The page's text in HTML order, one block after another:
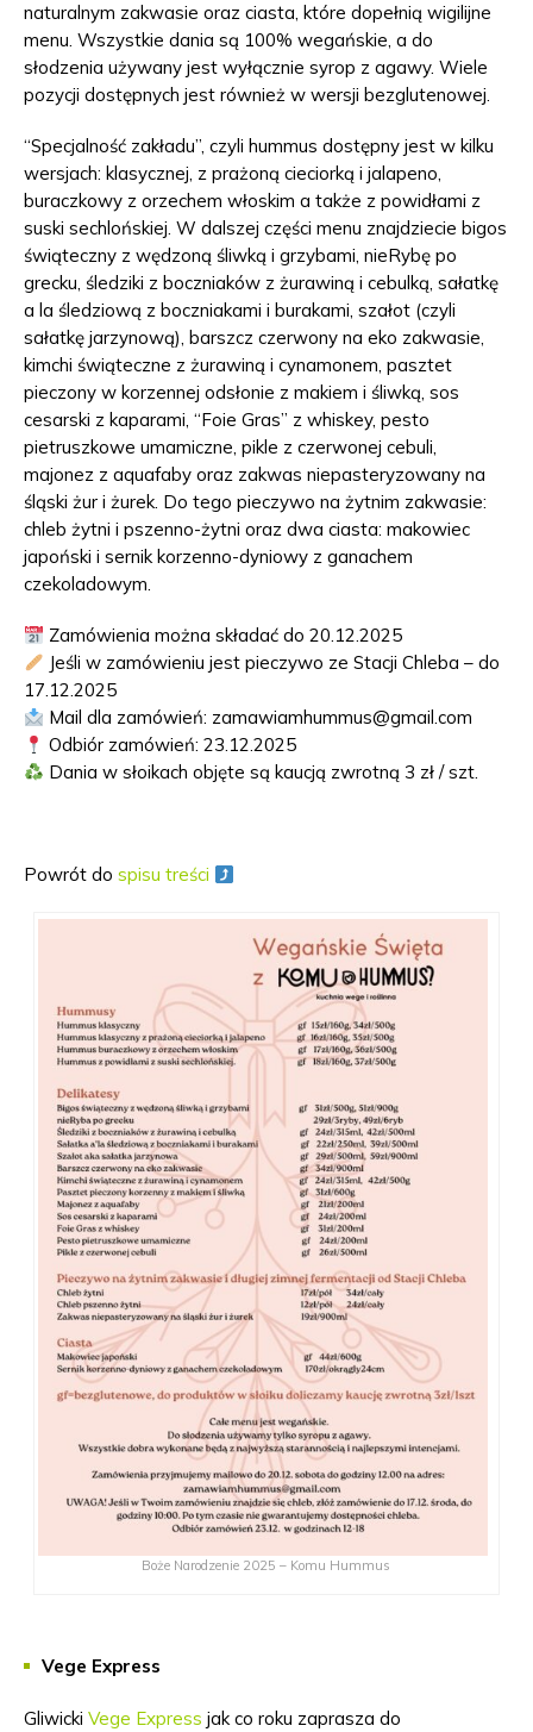
naturalnym zakwasie oraz ciasta, które dopełnią wigilijne
menu. Wszystkie dania są 100% wegańskie, a do
słodzenia używany jest wyłącznie syrop z agawy. Wiele
pozycji dostępnych jest również w wersji bezglutenowej.
“Specjalność zakładu”, czyli hummus dostępny jest w kilku
wersjach: klasycznej, z prażoną cieciorką i jalapeno,
buraczkowy z orzechem włoskim a także z powidłami z
suski sechlońskiej. W dalszej części menu znajdziecie bigos
świąteczny z wędzoną śliwką i grzybami, nieRybę po
grecku, śledziki z boczniaków z żurawiną i cebulką, sałatkę
a la śledziową z boczniakami i burakami, szałot (czyli
sałatkę jarzynową), barszcz czerwony na eko zakwasie,
kimchi świąteczne z żurawiną i cynamonem, pasztet
pieczony w korzennej odsłonie z makiem i śliwką, sos
cesarski z kaparami, “Foie Gras” z whiskey, pesto
pietruszkowe umamiczne, pikle z czerwonej cebuli,
majonez z aquafaby oraz zakwas niepasteryzowany na
śląski żur i żurek. Do tego pieczywo na żytnim zakwasie:
chleb żytni i pszenno-żytni oraz dwa ciasta: makowiec
japoński i sernik korzenno-dyniowy z ganachem
czekoladowym.
Zamówienia można składać do 20.12.2025
Jeśli w zamówieniu jest pieczywo ze Stacji Chleba – do
17.12.2025
Mail dla zamówień: zamawiamhummus@gmail.com
Odbiór zamówień: 23.12.2025
Dania w słoikach objęte są kaucją zwrotną 3 zł / szt.
Powrót do spisu treści
Boże Narodzenie 2025 – Komu Hummus
Vege Express
Gliwicki Vege Express jak co roku zaprasza do